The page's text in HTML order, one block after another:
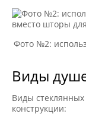
Фото №2:
Виды
Виды стеклянных
конструкции: